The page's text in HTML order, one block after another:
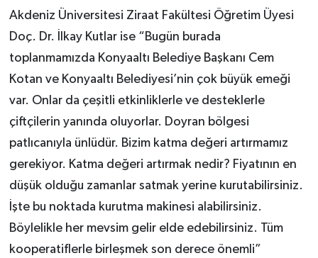
Akdeniz Üniversitesi Ziraat Fakültesi Öğretim Üyesi
Doç. Dr. İlkay Kutlar ise “Bugün burada
toplanmamızda Konyaaltı Belediye Başkanı Cem
Kotan ve Konyaaltı Belediyesi’nin çok büyük emeği
var. Onlar da çeşitli etkinliklerle ve desteklerle
çiftçilerin yanında oluyorlar. Doyran bölgesi
patlıcanıyla ünlüdür. Bizim katma değeri artırmamız
gerekiyor. Katma değeri artırmak nedir? Fiyatının en
düşük olduğu zamanlar satmak yerine kurutabilirsiniz.
İşte bu noktada kurutma makinesi alabilirsiniz.
Böylelikle her mevsim gelir elde edebilirsiniz. Tüm
kooperatiflerle birleşmek son derece önemli”